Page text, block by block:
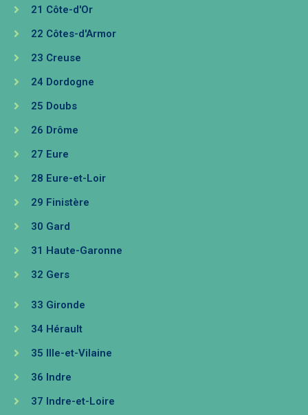
21 Côte-d'Or
22 Côtes-d'Armor
23 Creuse
24 Dordogne
25 Doubs
26 Drôme
27 Eure
28 Eure-et-Loir
29 Finistère
30 Gard
31 Haute-Garonne
32 Gers
33 Gironde
34 Hérault
35 Ille-et-Vilaine
36 Indre
37 Indre-et-Loire